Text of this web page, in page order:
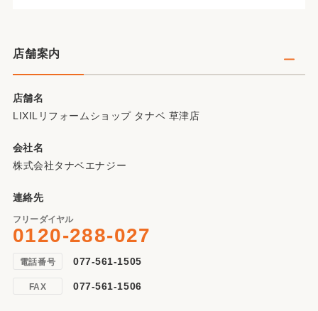
店舗案内
店舗名
LIXILリフォームショップ タナベ 草津店
会社名
株式会社タナベエナジー
連絡先
フリーダイヤル
0120-288-027
電話番号 077-561-1505
FAX 077-561-1506